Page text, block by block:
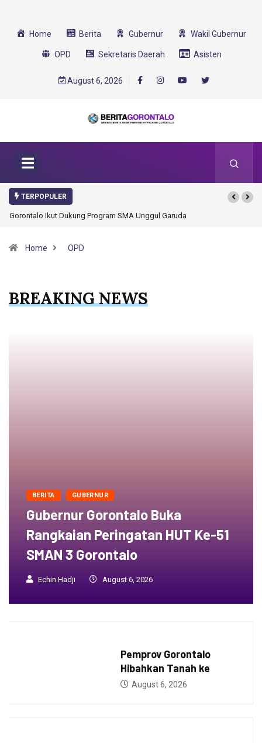
Home Berita Gubernur Wakil Gubernur
OPD Sekretaris Daerah Asisten
August 6, 2026
TERPOPULER
Gorontalo Ikut Dukung Program SMA Unggul Garuda Transformasi 2025
Home OPD
BREAKING NEWS
BERITA GUBERNUR
Gubernur Gorontalo Buka
Rangkaian Peringatan HUT Ke-51
SMAN 3 Gorontalo
Echin Hadji August 6, 2026
Pemprov Gorontalo
Hibahkan Tanah ke
August 6, 2026